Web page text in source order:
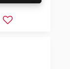
Lägg till i